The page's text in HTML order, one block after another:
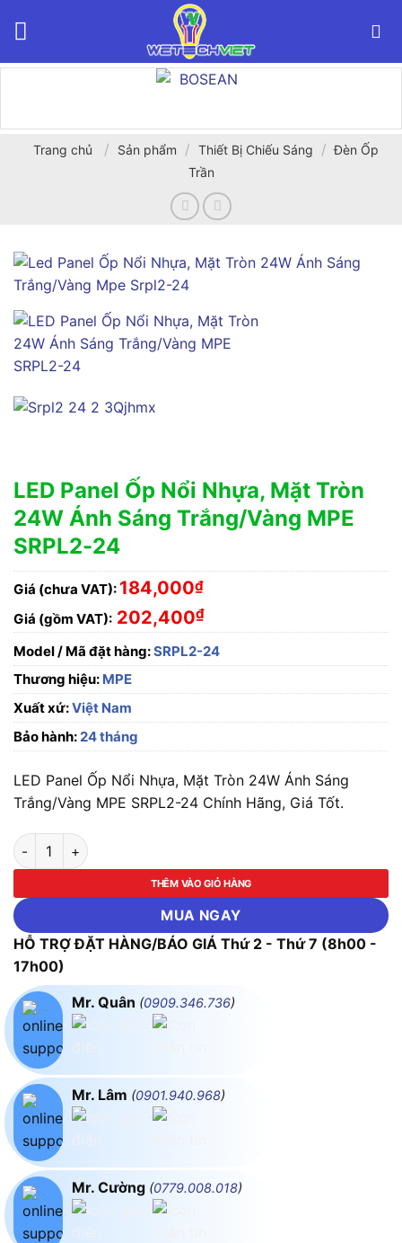
Trang chủ / Sản phẩm / Thiết Bị Chiếu Sáng / Đèn Ốp
Trần
LED Panel Ốp Nổi Nhựa, Mặt Tròn
24W Ánh Sáng Trắng/Vàng MPE
SRPL2-24
Giá (chưa VAT): 184,000₫
Giá (gồm VAT): 202,400₫
Model / Mã đặt hàng:SRPL2-24
Thương hiệu: MPE
Xuất xứ:Việt Nam
Bảo hành:24 tháng
LED Panel Ốp Nổi Nhựa, Mặt Tròn 24W Ánh Sáng
Trắng/Vàng MPE SRPL2-24 Chính Hãng, Giá Tốt.
LED Panel Ốp Nổi Nhựa, Mặt Tròn 24W Ánh Sáng Trắng/Vàng
THÊM VÀO GIỎ HÀNG
MUA NGAY
HỖ TRỢ ĐẶT HÀNG/BÁO GIÁ Thứ 2 - Thứ 7 (8h00 -
17h00)
Mr. Quân (0909.346.736)
Mr. Lâm (0901.940.968)
Mr. Cường (0779.008.018)